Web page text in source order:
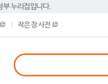
부 누리집입니다.
작은 창 사전